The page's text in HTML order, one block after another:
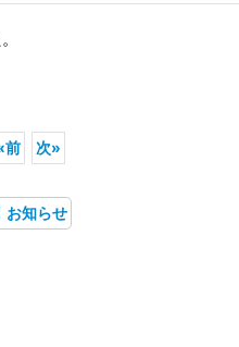
前 次»
お知らせ